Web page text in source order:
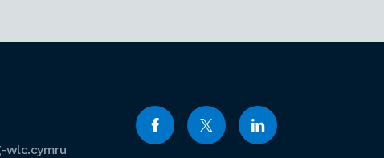
wlc.cymru